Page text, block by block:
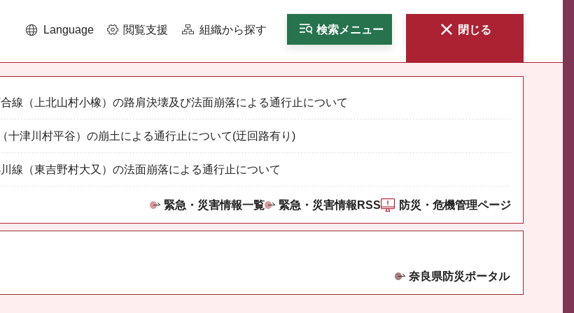
Language 閲覧支援 組織から探す 検索メニュー 閉じる
線（上北山村小橡）の路肩決壊及び法面崩落による通行止について
十津川村平谷）の崩土による通行止について(迂回路有り)
線（東吉野村大又）の法面崩落による通行止について
緊急・災害情報一覧 緊急・災害情報RSS 防災・危機管理ページ
奈良県防災ポータル